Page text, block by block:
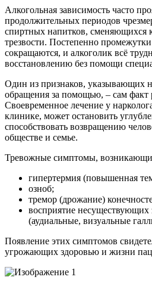
Алкогольная зависимость часто
продолжительных периодов
спиртных напитков, сменяющихся
трезвости. Постепенно
сокращаются, и алкоголик всё
восстановлению без помощи
Один из признаков, указывающих
обращения за помощью, – сам факт
Своевременное лечение у
клинике, может остановить
способствовать возвращению
обществе и семье.
Тревожные симптомы,
гипертермия (повышенная
озноб;
тремор (дрожание)
восприятие несуществующих
(аудиальные, визуальные
Появление этих симптомов
угрожающих здоровью и жизни